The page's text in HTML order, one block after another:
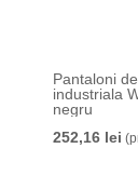
Pantaloni
industriala
negru
252,16 lei